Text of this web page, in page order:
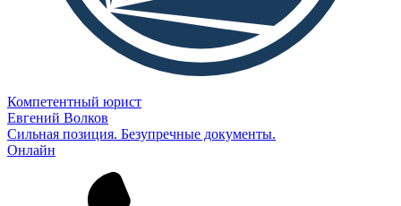
Компетентный юрист
Евгений Волков
Сильная позиция. Безупречные документы.
Онлайн